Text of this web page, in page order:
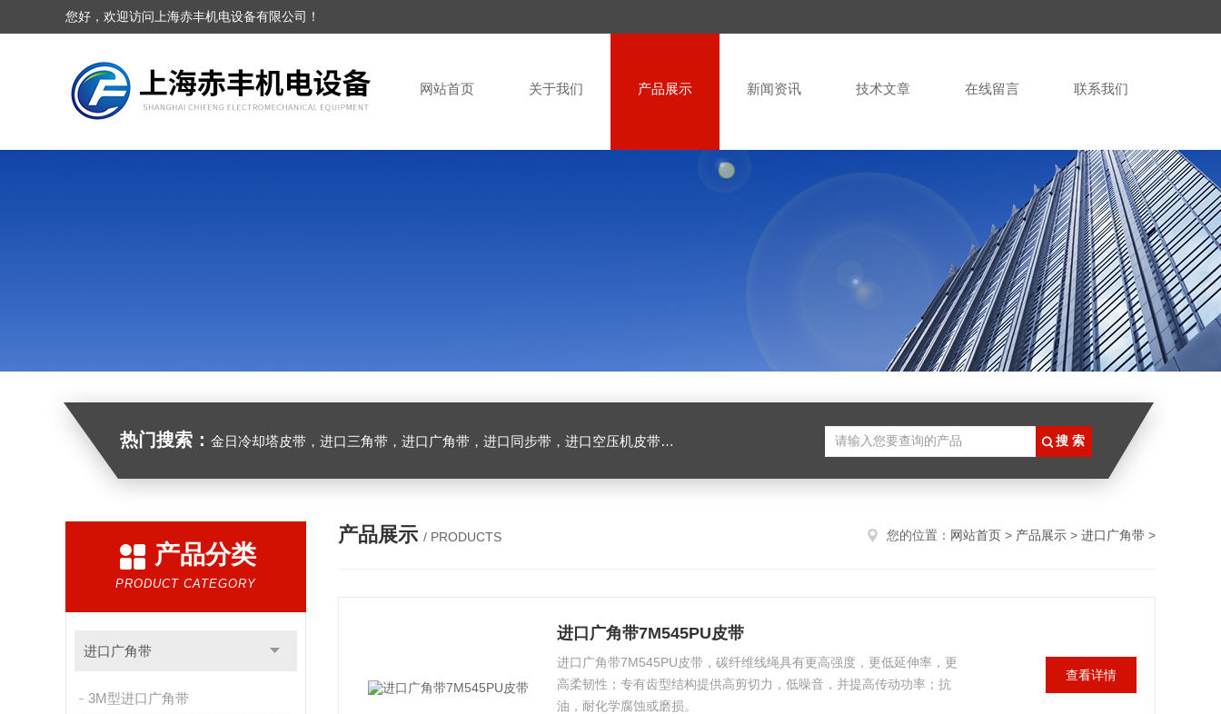
您好，欢迎访问上海赤丰机电设备有限公司！
网站首页 关于我们 产品展示 新闻资讯 技术文章 在线留言 联系我们
热门搜索： 金日冷却塔皮带，进口三角带，进口广角带，进口同步带，进口空压机皮带，带齿三角带，特氟龙高温布，进口轴承油封及电子仪器
产品分类
PRODUCT CATEGORY
进口广角带
3M型进口广角带
产品展示 / PRODUCTS 您的位置： 网站首页 > 产品展示 > 进口广角带 >
进口广角带7M545PU皮带
进口广角带7M545PU皮带，碳纤维线绳具有更高强度，更低延伸率，更
高柔韧性；专有齿型结构提供高剪切力，低噪音，并提高传动功率；抗
油，耐化学腐蚀或磨损。
查看详情